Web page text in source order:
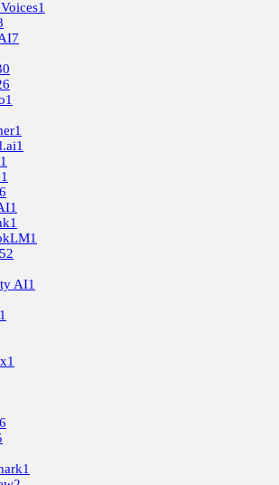
1
7
1
1
1
1
1
6
1
1
1
52
AI1
1
1
6
1